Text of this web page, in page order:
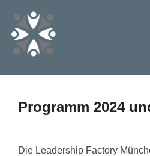
Inhalt
springen
Programm 2024
Die Leadership Factory